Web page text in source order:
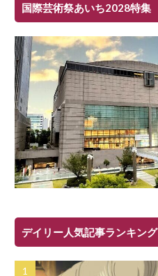
国際芸術祭あいち2028特集
デイリー人気記事ランキング